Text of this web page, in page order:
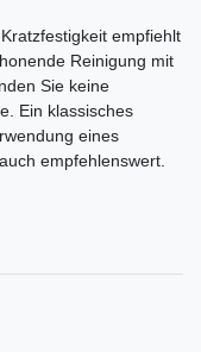
empfiehlt
Reinigung mit
Sie keine
Ein klassisches
eines
empfehlenswert.